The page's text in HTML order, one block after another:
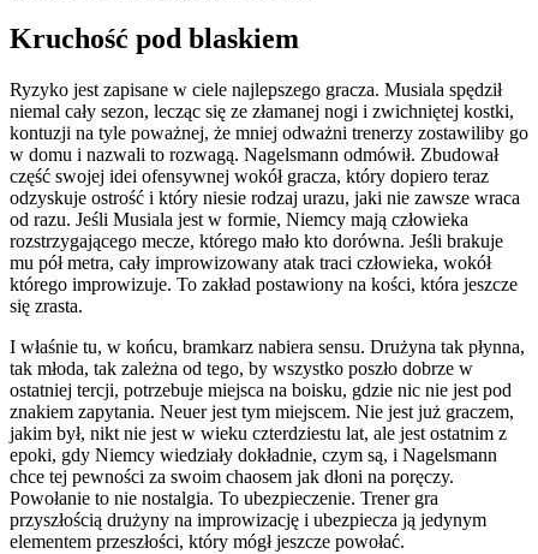
Kruchość pod blaskiem
Ryzyko jest zapisane w ciele najlepszego gracza. Musiala spędził
niemal cały sezon, lecząc się ze złamanej nogi i zwichniętej kostki,
kontuzji na tyle poważnej, że mniej odważni trenerzy zostawiliby go
w domu i nazwali to rozwagą. Nagelsmann odmówił. Zbudował
część swojej idei ofensywnej wokół gracza, który dopiero teraz
odzyskuje ostrość i który niesie rodzaj urazu, jaki nie zawsze wraca
od razu. Jeśli Musiala jest w formie, Niemcy mają człowieka
rozstrzygającego mecze, którego mało kto dorówna. Jeśli brakuje
mu pół metra, cały improwizowany atak traci człowieka, wokół
którego improwizuje. To zakład postawiony na kości, która jeszcze
się zrasta.
I właśnie tu, w końcu, bramkarz nabiera sensu. Drużyna tak płynna,
tak młoda, tak zależna od tego, by wszystko poszło dobrze w
ostatniej tercji, potrzebuje miejsca na boisku, gdzie nic nie jest pod
znakiem zapytania. Neuer jest tym miejscem. Nie jest już graczem,
jakim był, nikt nie jest w wieku czterdziestu lat, ale jest ostatnim z
epoki, gdy Niemcy wiedziały dokładnie, czym są, i Nagelsmann
chce tej pewności za swoim chaosem jak dłoni na poręczy.
Powołanie to nie nostalgia. To ubezpieczenie. Trener gra
przyszłością drużyny na improwizację i ubezpiecza ją jedynym
elementem przeszłości, który mógł jeszcze powołać.